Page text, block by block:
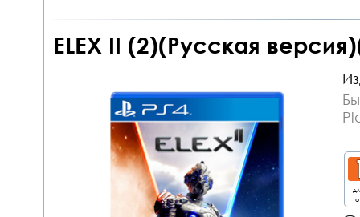
ELEX II (2)(Русская